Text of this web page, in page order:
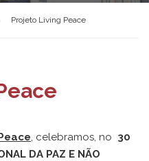
Projeto Living Peace
, celebramos, no 30
DA PAZ E NÃO